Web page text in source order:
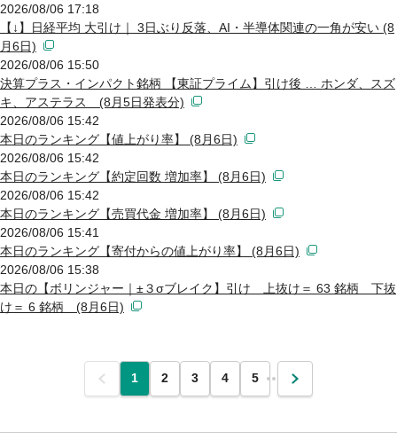
2026/08/06 17:18
【↓】日経平均 大引け｜ 3日ぶり反落、AI・半導体関連の一角が安い (8
月6日)
2026/08/06 15:50
決算プラス・インパクト銘柄 【東証プライム】引け後 … ホンダ、スズ
キ、アステラス (8月5日発表分)
2026/08/06 15:42
本日のランキング【値上がり率】 (8月6日)
2026/08/06 15:42
本日のランキング【約定回数 増加率】 (8月6日)
2026/08/06 15:42
本日のランキング【売買代金 増加率】 (8月6日)
2026/08/06 15:41
本日のランキング【寄付からの値上がり率】 (8月6日)
2026/08/06 15:38
本日の【ボリンジャー｜±３σブレイク】引け 上抜け＝ 63 銘柄 下抜
け＝ 6 銘柄 (8月6日)
前 1 2 3 4 5 … 次